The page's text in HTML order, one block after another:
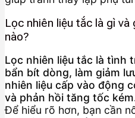
Lọc nhiên liệu tắc là gì
nào?
Lọc nhiên liệu tắc là tình
bẩn bít dòng, làm giảm
nhiên liệu cấp vào động
và phản hồi tăng tốc
Để hiểu rõ hơn, bạn cần